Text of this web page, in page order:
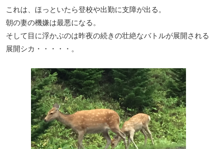
これは、ほっといたら登校や出勤に支障が出る。
朝の妻の機嫌は最悪になる。
そして目に浮かぶのは昨夜の続きの壮絶なバトルが展開される
展開シカ・・・・・。